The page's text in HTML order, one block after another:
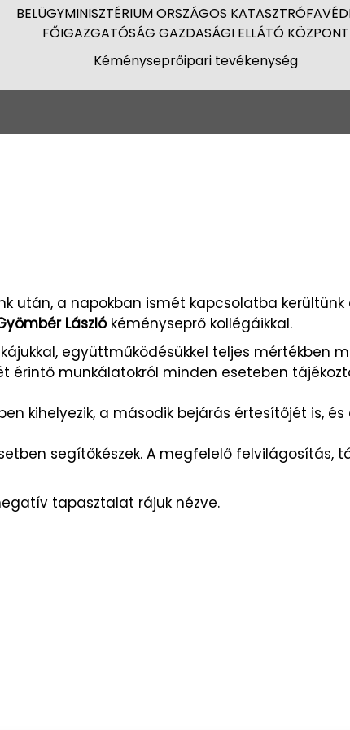
BELÜGYMINISZTÉRIUM ORSZÁGOS
FŐIGAZGATÓSÁG GAZDASÁGI ELLÁTÓ KÖZPONT
Kéményseprőipari tevékenység
után, a napokban ismét kapcsolatba
Lászlókéményseprő kollégáikkal.
együttműködésükkel teljes mértékben
érintő munkálatokról minden eseteben
kihelyezik, a második bejárás értesítőjét is,
segítőkészek. A megfelelő
tapasztalat rájuk nézve.